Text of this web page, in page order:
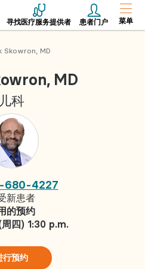
寻找医疗服务提供者 患者门户 菜单
Skowron, MD
MD
儿科
680-4227
新患者
的预约
四) 1:30 p.m.
行预约